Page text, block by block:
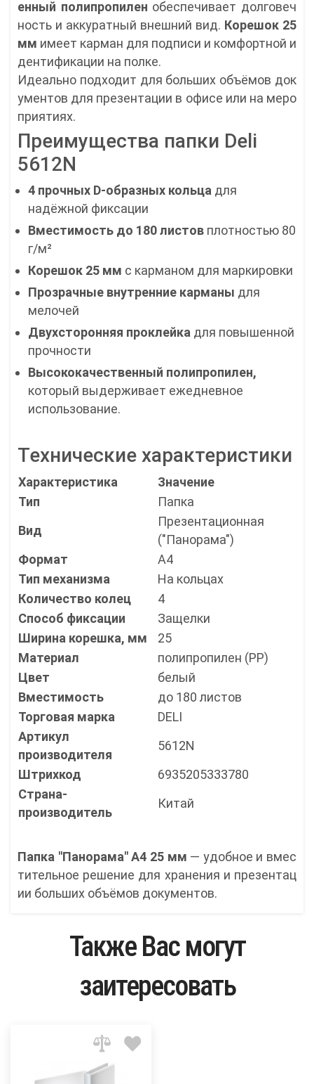
енный полипропилен обеспечивает долговеч
ность и аккуратный внешний вид. Корешок 25
мм имеет карман для подписи и комфортной и
дентификации на полке.
Идеально подходит для больших объёмов док
ументов для презентации в офисе или на меро
приятиях.
Преимущества папки Deli
5612N
4 прочных D-образных кольца для
надёжной фиксации
Вместимость до 180 листов плотностью 80
г/м²
Корешок 25 мм с карманом для маркировки
Прозрачные внутренние карманы для
мелочей
Двухсторонняя проклейка для повышенной
прочности
Высококачественный полипропилен,
который выдерживает ежедневное
использование.
Технические характеристики
Характеристика
Значение
Тип
Папка
Вид
Презентационная
("Панорама")
Формат
А4
Тип механизма
На кольцах
Количество колец
4
Способ фиксации
Защелки
Ширина корешка, мм
25
Материал
полипропилен (РР)
Цвет
белый
Вместимость
до 180 листов
Торговая марка
DELI
Артикул
производителя
5612N
Штрихкод
6935205333780
Страна-
производитель
Китай
Папка "Панорама" А4 25 мм — удобное и вмес
тительное решение для хранения и презентац
ии больших объёмов документов.
Также Вас могут
заитересовать